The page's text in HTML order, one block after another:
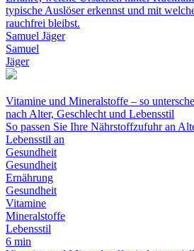
typische Auslöser erkennst und mit
rauchfrei bleibst.
Samuel Jäger
Samuel
Jäger
Vitamine und Mineralstoffe – so
nach Alter, Geschlecht und Lebensstil
So passen Sie Ihre Nährstoffzufuhr an
Lebensstil an
Gesundheit
Gesundheit
Ernährung
Gesundheit
Vitamine
Mineralstoffe
Lebensstil
6 min